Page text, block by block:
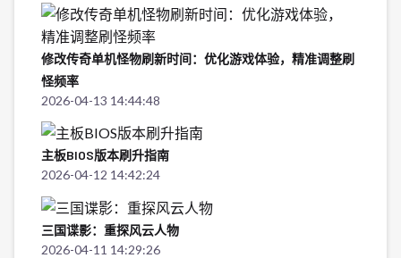
修改传奇单机怪物刷新时间：优化游戏体验，精准调整刷
怪频率
2026-04-13 14:44:48
主板BIOS版本刷升指南
2026-04-12 14:42:24
三国谍影：重探风云人物
2026-04-11 14:29:26